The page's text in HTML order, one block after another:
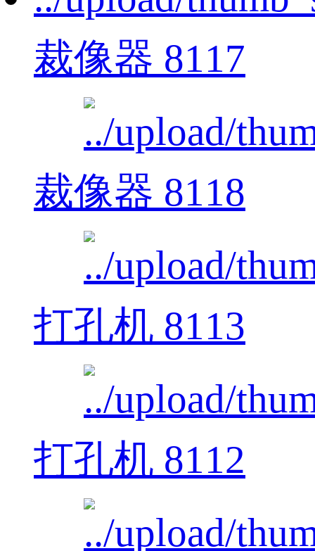
裁像器 8117
裁像器 8118
打孔机 8113
打孔机 8112